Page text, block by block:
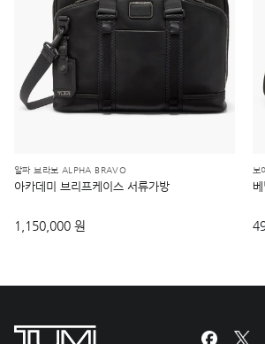
알파 브라보 ALPHA BRAVO
아카데미 브리프케이스 서류가방
1,150,000 원
보